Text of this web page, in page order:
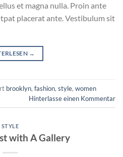
et magna nulla. Proin ante
placerat ante. Vestibulum sit
→
brooklyn, fashion, style, women
Hinterlasse einen Kommentar
STYLE
with A Gallery